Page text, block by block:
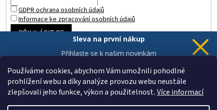
Používáme cookies, abychom Vám umožnili pohodlné
prohlížení webu a díky analýze provozu webu neustále
zlepšovali jeho funkce, výkon a použitelnost.Více informací
GDPR ochrana osobních údajů
Informace ke zpracování osobních údajů
PŘIHLÁSIT SE
Sleva na první nákup
Přihlaste se k našim novinkám
Chci novinky a slevu